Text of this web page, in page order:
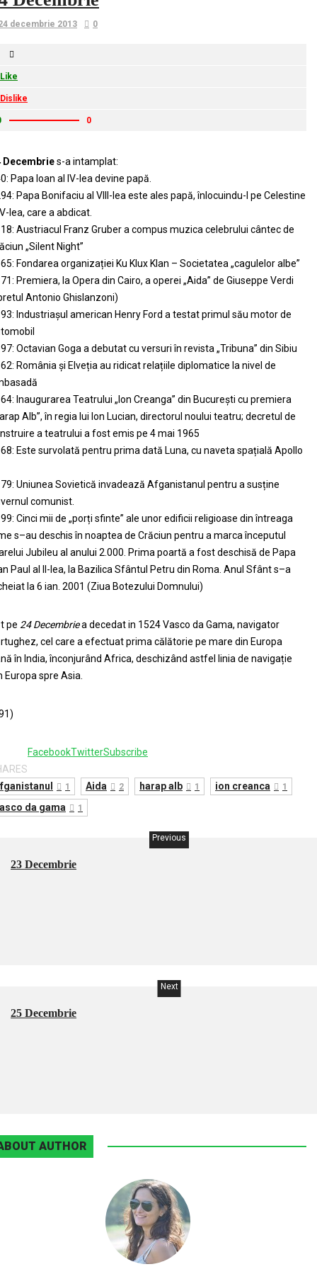
decembrie 2013 0
Like
Dislike
0
Decembries-a intamplat:
Papa Ioan al IV-lea devine papă.
Papa Bonifaciu al VIII-lea este ales papă, înlocuindu-l pe Celestine
lea, care a abdicat.
Austriacul Franz Gruber a compus muzica celebrului cântec de
„Silent Night”
Fondarea organizației Ku Klux Klan – Societatea „cagulelor albe”
Premiera, la Opera din Cairo, a operei „Aida” de Giuseppe Verdi
Antonio Ghislanzoni)
Industriașul american Henry Ford a testat primul său motor de
Octavian Goga a debutat cu versuri în revista „Tribuna” din Sibiu
România și Elveția au ridicat relațiile diplomatice la nivel de
Inaugurarea Teatrului „Ion Creanga” din București cu premiera
Alb”, în regia lui Ion Lucian, directorul noului teatru; decretul de
a teatrului a fost emis pe 4 mai 1965
Este survolată pentru prima dată Luna, cu naveta spațială Apollo
Uniunea Sovietică invadează Afganistanul pentru a susține
comunist.
Cinci mii de „porți sfinte” ale unor edificii religioase din întreaga
s–au deschis în noaptea de Crăciun pentru a marca începutul
Jubileu al anului 2.000. Prima poartă a fost deschisă de Papa
Paul al II-lea, la Bazilica Sfântul Petru din Roma. Anul Sfânt s–a
la 6 ian. 2001 (Ziua Botezului Domnului)
pe 24 Decembriea decedat in 1524 Vasco da Gama, navigator
cel care a efectuat prima călătorie pe mare din Europa
în India, înconjurând Africa, deschizând astfel linia de navigație
Europa spre Asia.
FacebookTwitterSubscribe
1 Aida 2 harap alb 1 ion creanca 1
da gama 1
Previous
23 Decembrie
Next
25 Decembrie
AUTHOR